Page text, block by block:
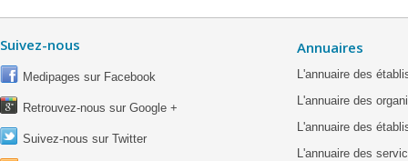
Suivez-nous
Medipages sur Facebook
Retrouvez-nous sur Google +
Suivez-nous sur Twitter
Annuaires
L'annuaire des
L'annuaire des
L'annuaire des
L'annuaire des